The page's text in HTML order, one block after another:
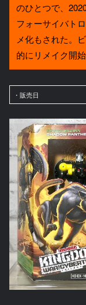
のひとつで、
フォーサイバト
メ化もされた。
的にリメイク開
・販売日